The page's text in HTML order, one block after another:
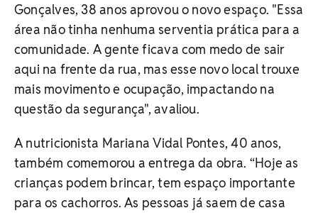
Gonçalves, 38 anos aprovou o novo espaço. "Essa
área não tinha nenhuma serventia prática para a
comunidade. A gente ficava com medo de sair
aqui na frente da rua, mas esse novo local trouxe
mais movimento e ocupação, impactando na
questão da segurança", avaliou.
A nutricionista Mariana Vidal Pontes, 40 anos,
também comemorou a entrega da obra. “Hoje as
crianças podem brincar, tem espaço importante
para os cachorros. As pessoas já saem de casa